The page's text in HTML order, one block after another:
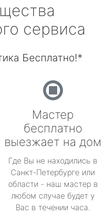
сервиса
Бесплатно!*
Мастер
бесплатно
выезжает на дом
Где Вы не находились в
Санкт-Петербурге или
области - наш мастер в
любом случае будет у
Вас в течении часа.